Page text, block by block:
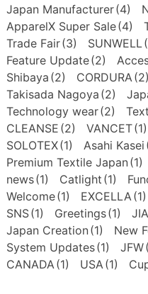
Japan Manufacturer(4)
ApparelX Super Sale(4)
Trade Fair(3) SUNWELL
Feature Update(2)
Shibaya (2) CORDURA (2)
Takisada Nagoya (2)
Technology wear(2)
CLEANSE (2) VANCET(1)
SOLOTEX(1) Asahi Kasei
Premium Textile Japan (1)
news(1) Catlight (1)
Welcome(1) EXCELLA (1)
SNS(1) Greetings(1)
Japan Creation (1) New
System Updates(1) JFW
CANADA (1) USA (1)